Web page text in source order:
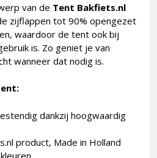
van de Tent Bakfiets.nl
zijflappen tot 90% opengezet
waardoor de tent ook bij
is. Zo geniet je van
wanneer dat nodig is.
dankzij hoogwaardig
product, Made in Holland